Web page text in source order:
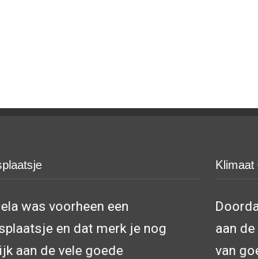
was voorheen een
en dat merk je nog
aan de vele goede
Klimaat
aan
van